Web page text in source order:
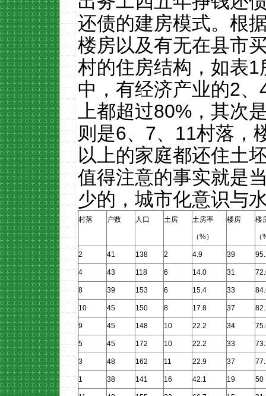
还债的建房模式。根
楼房以及有无在县市
村的住房结构，如表1
中，有经济产业的2、
上都超过80% ，其次
则是6、 7、 11村落，
以上的家庭都还住土
值得注意的事实就是
少的，城市化意识与
村落 户数 人口 土房 土房率
（%）
楼房 楼
（
2 41 138 2 4.9 39
4 43 118 6 14.0 31
8 39 153 6 15.4 33
10 45 150 8 17.8 37
9 45 148 10 22.2 34
5 45 172 10 22.2 33
3 48 162 11 22.9 37
1 38 141 16 42.1 19 50